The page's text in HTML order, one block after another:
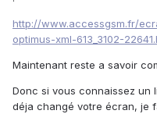
http://www.accessgsm.fr/
optimus-xml-613_3102-
Maintenant reste a savoir
Donc si vous connaissez un
déja changé votre écran, je